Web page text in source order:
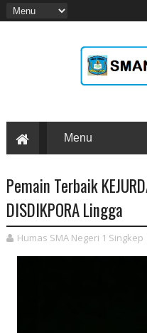
Pemain Terbaik
DISDIKPORA Lingga
Humas SMA Negeri 1 Singkep